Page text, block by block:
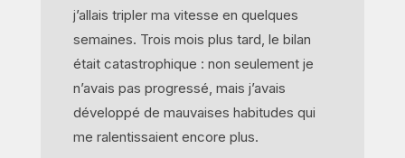
j’allais tripler ma vitesse en quelques
semaines. Trois mois plus tard, le bilan
était catastrophique : non seulement je
n’avais pas progressé, mais j’avais
développé de mauvaises habitudes qui
me ralentissaient encore plus.